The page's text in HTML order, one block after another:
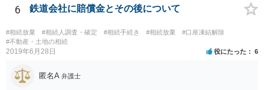
名捺印を得る必要があります。 したがって，残念ながら，「ＡＢＣ間
の遺産分割協議が有効に成立している」という前提に基づく主張は困
難と思われます。 「ＡＢＣ間の遺産分割協議は未了のまま，ＡとＢが
死亡し，二次相続が発生した」という前提に基づいて協議を進める必
要があります。 もちろん，Ｃの立場としては，ＡＢＣ間の遺産分割協
人は応じない姿勢を示していることから，実現は困難だと思います。
6 鉄道会社に賠償金とその後について
#相続放棄 #相続人調査・確定 #相続手続き #相続放棄
#口座凍結解除
#不動産・土地の相続
2019年6月28日 役にたった 6
匿名A 弁護士